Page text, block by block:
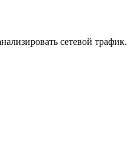
сетевой трафик.